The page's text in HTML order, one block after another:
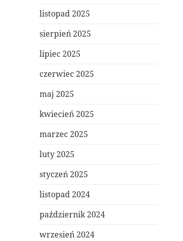
listopad 2025
sierpień 2025
lipiec 2025
czerwiec 2025
maj 2025
kwiecień 2025
marzec 2025
luty 2025
styczeń 2025
listopad 2024
październik 2024
wrzesień 2024